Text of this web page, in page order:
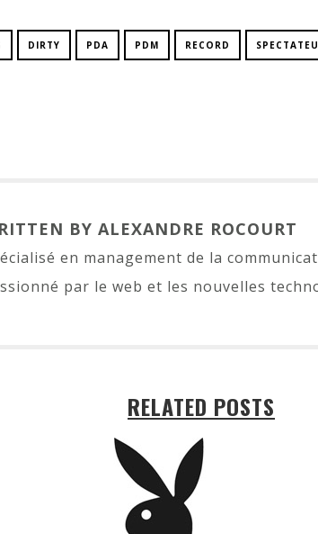
DIRTY PDA PDM RECORD
BY ALEXANDRE ROCOURT
en management de la
par le web et les nouvelles
RELATED POSTS